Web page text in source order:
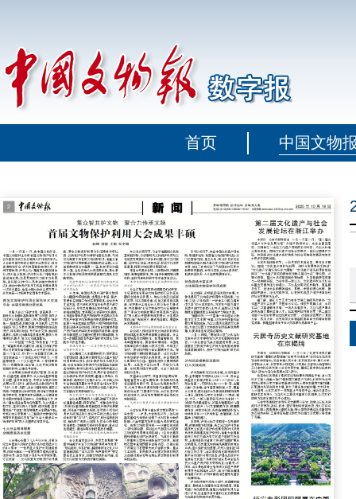
首页 中国文物